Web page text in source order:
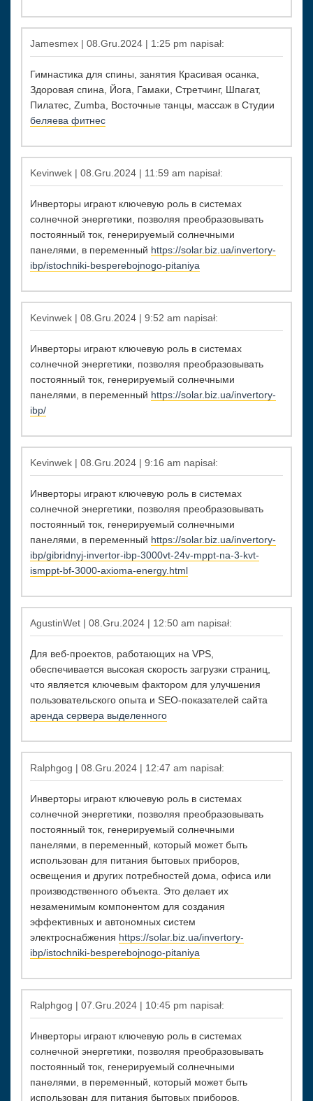
Jamesmex | 08.Gru.2024 | 1:25 pm napisał:
Гимнастика для спины, занятия Красивая осанка,
Здоровая спина, Йога, Гамаки, Стретчинг, Шпагат,
Пилатес, Zumba, Восточные танцы, массаж в Студии
беляева фитнес
Kevinwek | 08.Gru.2024 | 11:59 am napisał:
Инверторы играют ключевую роль в системах
солнечной энергетики, позволяя преобразовывать
постоянный ток, генерируемый солнечными
панелями, в переменный https://solar.biz.ua/invertory-
ibp/istochniki-besperebojnogo-pitaniya
Kevinwek | 08.Gru.2024 | 9:52 am napisał:
Инверторы играют ключевую роль в системах
солнечной энергетики, позволяя преобразовывать
постоянный ток, генерируемый солнечными
панелями, в переменный https://solar.biz.ua/invertory-
ibp/
Kevinwek | 08.Gru.2024 | 9:16 am napisał:
Инверторы играют ключевую роль в системах
солнечной энергетики, позволяя преобразовывать
постоянный ток, генерируемый солнечными
панелями, в переменный https://solar.biz.ua/invertory-
ibp/gibridnyj-invertor-ibp-3000vt-24v-mppt-na-3-kvt-
ismppt-bf-3000-axioma-energy.html
AgustinWet | 08.Gru.2024 | 12:50 am napisał:
Для веб-проектов, работающих на VPS,
обеспечивается высокая скорость загрузки страниц,
что является ключевым фактором для улучшения
пользовательского опыта и SEO-показателей сайта
аренда сервера выделенного
Ralphgog | 08.Gru.2024 | 12:47 am napisał:
Инверторы играют ключевую роль в системах
солнечной энергетики, позволяя преобразовывать
постоянный ток, генерируемый солнечными
панелями, в переменный, который может быть
использован для питания бытовых приборов,
освещения и других потребностей дома, офиса или
производственного объекта. Это делает их
незаменимым компонентом для создания
эффективных и автономных систем
электроснабжения https://solar.biz.ua/invertory-
ibp/istochniki-besperebojnogo-pitaniya
Ralphgog | 07.Gru.2024 | 10:45 pm napisał:
Инверторы играют ключевую роль в системах
солнечной энергетики, позволяя преобразовывать
постоянный ток, генерируемый солнечными
панелями, в переменный, который может быть
использован для питания бытовых приборов,